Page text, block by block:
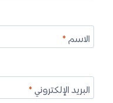
الاسم*
البريد الإلكتروني*